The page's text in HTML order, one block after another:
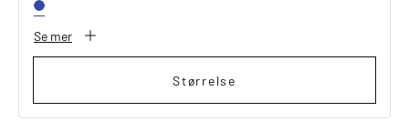
Se mer
Størrelse